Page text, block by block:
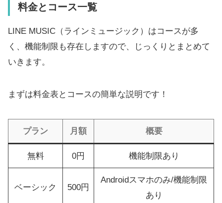
料金とコース一覧
LINE MUSIC（ラインミュージック）はコースが多
く、機能制限も存在しますので、じっくりとまとめて
いきます。
まずは料金表とコースの簡単な説明です！
プラン 月額 概要
無料 0円 機能制限あり
ベーシック 500円
Androidスマホのみ/機能制限
あり